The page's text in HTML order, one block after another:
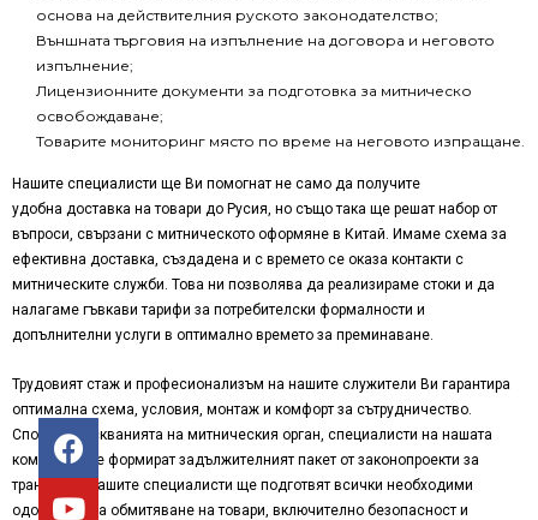
основа на действителния руското законодателство;
Външната търговия на изпълнение на договора и неговото
изпълнение;
Лицензионните документи за подготовка за митническо
освобождаване;
Товарите мониторинг място по време на неговото изпращане.
Нашите специалисти ще Ви помогнат не само да получите
удобна доставка на товари до Русия, но също така ще решат набор от
въпроси, свързани с митническото оформяне в Китай. Имаме схема за
ефективна доставка, създадена и с времето се оказа контакти с
митническите служби. Това ни позволява да реализираме стоки и да
налагаме гъвкави тарифи за потребителски формалности и
допълнителни услуги в оптимално времето за преминаване.
Трудовият стаж и професионализъм на нашите служители Ви гарантира
оптимална схема, условия, монтаж и комфорт за сътрудничество.
Според изискванията на митническия орган, специалисти на нашата
компания ще формират задължителният пакет от законопроекти за
транспорт. Нашите специалисти ще подготвят всички необходими
одобрения за oбмитяване на товари, включително безопасност и